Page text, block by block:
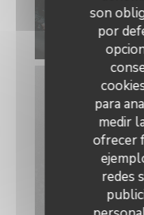
son
por
para
medir
ofrecer
redes